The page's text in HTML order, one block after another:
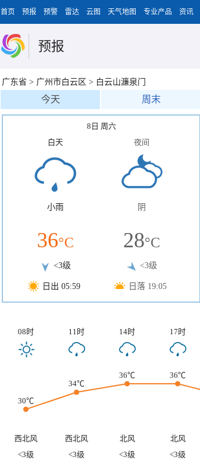
首页 预报 预警 雷达 云图 天气地图 专业产品 资讯
预报
广东省 > 广州市白云区 > 白云山濂泉门
今天 周末
8日 周六
白天
小雨
36°C
<3级
日出 05:59
夜间
阴
28°C
<3级
日落 19:05
08时 11时 14时 17时
30℃
34℃
36℃
36℃
西北风 西北风 北风 北风
<3级
<3级 <3级 <3级